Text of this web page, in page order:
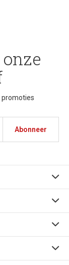
promoties
Abonneer